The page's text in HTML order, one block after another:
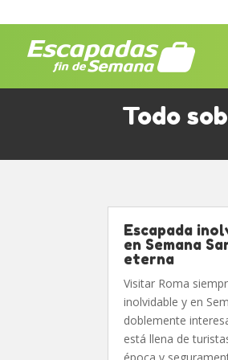
Todo
Escapada
en Semana
eterna
Visitar Roma
inolvidable y en
doblemente
está llena de